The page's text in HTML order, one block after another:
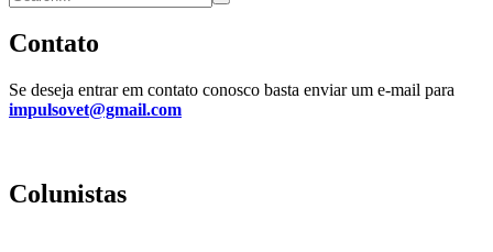
Contato
Se deseja entrar em contato conosco basta enviar um e-mail para
impulsovet@gmail.com
Colunistas